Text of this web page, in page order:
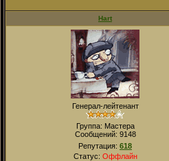
Hart
Генерал-лейтенант
Группа: Мастера
Сообщений: 9148
Репутация: 618
Статус: Оффлайн